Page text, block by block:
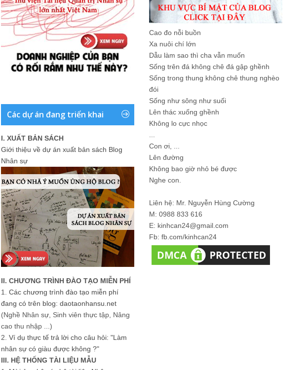
Các dự án đang triển khai
I. XUẤT BẢN SÁCH
Giới thiệu về dự án xuất bản sách Blog
Nhân sự
II. CHƯƠNG TRÌNH ĐÀO TẠO MIỄN PHÍ
1. Các chương trình đào tạo miễn phí
đang có trên blog: daotaonhansu.net
(Nghề Nhân sự, Sinh viên thực tập, Nâng
cao thu nhập ...)
2. Ví dụ thực tế trả lời cho câu hỏi: "Làm
nhân sự có giàu được không ?"
III. HỆ THỐNG TÀI LIỆU MẪU
Cao đo nỗi buồn
Xa nuôi chí lớn
Dẫu làm sao thì cha vẫn muốn
Sống trên đá không chê đá gập ghềnh
Sống trong thung không chê thung nghèo
đói
Sống như sông như suối
Lên thác xuống ghềnh
Không lo cực nhọc
Con ơi, ...
Lên đường
Không bao giờ nhỏ bé được
Nghe con.
Liên hệ: Mr. Nguyễn Hùng Cường
M: 0988 833 616
E: kinhcan24@gmail.com
Fb: fb.com/kinhcan24